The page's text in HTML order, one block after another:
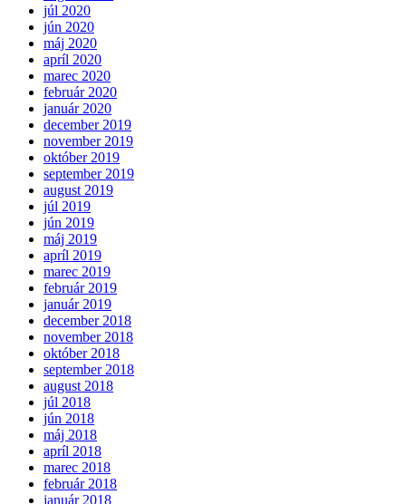
júl 2020
jún 2020
máj 2020
apríl 2020
marec 2020
február 2020
január 2020
december 2019
november 2019
október 2019
september 2019
august 2019
júl 2019
jún 2019
máj 2019
apríl 2019
marec 2019
február 2019
január 2019
december 2018
november 2018
október 2018
september 2018
august 2018
júl 2018
jún 2018
máj 2018
apríl 2018
marec 2018
február 2018
január 2018